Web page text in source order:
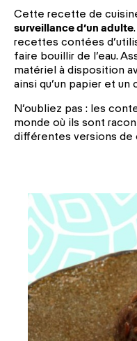
Cette recette de
surveillance d’un adulte
recettes contées
faire bouillir de l’eau.
matériel à disposition
ainsi qu’un papier et un
N’oubliez pas : les
monde où ils sont
différentes versions de